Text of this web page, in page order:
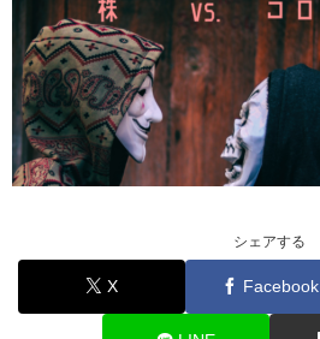
シェアする
X Facebook